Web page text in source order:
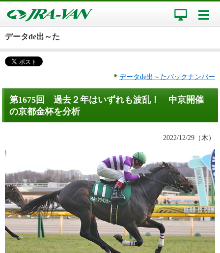
データde出～た
データde出～たバックナンバー
第1675回 過去２年はいずれも波乱！ 中京開催
の京都金杯を分析
2022/12/29（木）